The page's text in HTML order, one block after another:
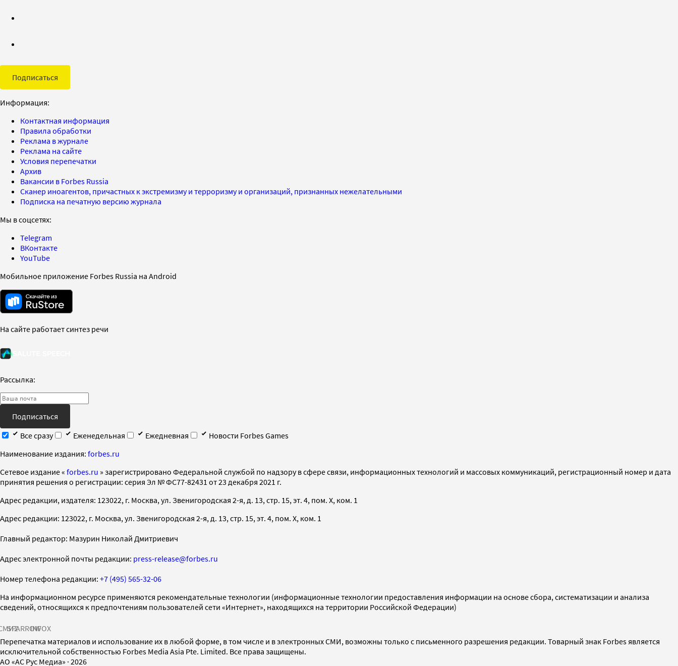
Подписаться
Информация:
Контактная информация
Правила обработки
Реклама в журнале
Реклама на сайте
Условия перепечатки
Архив
Вакансии в Forbes Russia
Сканер иноагентов, причастных к экстремизму и терроризму и организаций, признанных нежелательными
Подписка на печатную версию журнала
Мы в соцсетях:
Telegram
ВКонтакте
YouTube
Мобильное приложение Forbes Russia на Android
На сайте работает синтез речи
Рассылка:
Подписаться
Все сразу
Еженедельная Ежедневная
Новости Forbes Games
Наименование издания: forbes.ru
Cетевое издание « forbes.ru » зарегистрировано Федеральной службой по надзору в сфере связи, информационных технологий и массовых коммуникаций, регистрационный номер и дата
принятия решения о регистрации: серия Эл № ФС77-82431 от 23 декабря 2021 г.
Адрес редакции, издателя: 123022, г. Москва, ул. Звенигородская 2-я, д. 13, стр. 15, эт. 4, пом. X, ком. 1
Адрес редакции: 123022, г. Москва, ул. Звенигородская 2-я, д. 13, стр. 15, эт. 4, пом. X, ком. 1
Главный редактор: Мазурин Николай Дмитриевич
Адрес электронной почты редакции: press-release@forbes.ru
Номер телефона редакции: +7 (495) 565-32-06
На информационном ресурсе применяются рекомендательные технологии (информационные технологии предоставления информации на основе сбора, систематизации и анализа
сведений, относящихся к предпочтениям пользователей сети «Интернет», находящихся на территории Российской Федерации)
SPARROWINFOX
Перепечатка материалов и использование их в любой форме, в том числе и в электронных СМИ, возможны только с письменного разрешения редакции. Товарный знак Forbes является
исключительной собственностью Forbes Media Asia Pte. Limited. Все права защищены.
AO «АС Рус Медиа» · 2026